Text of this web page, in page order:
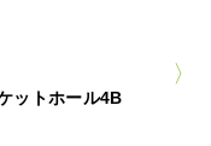
ットホール4B